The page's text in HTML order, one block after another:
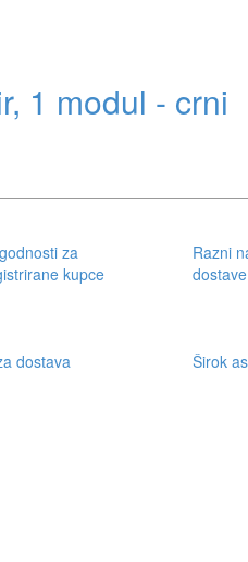
1 modul - crni
za
kupce
Razni
dostave
dostava Širok